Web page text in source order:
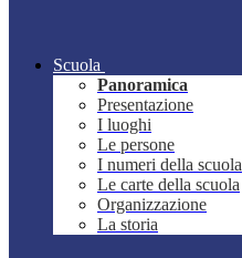
Scuola
Panoramica
Presentazione
I luoghi
Le persone
I numeri della scuola
Le carte della scuola
Organizzazione
La storia